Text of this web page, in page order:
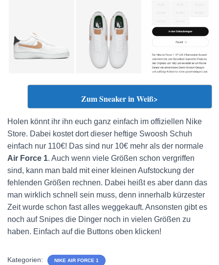
Zum Sneaker in Weiß>
Holen könnt ihr ihn euch ganz einfach im offiziellen Nike
Store. Dabei kostet dort dieser heftige Swoosh Schuh
einfach nur 110€! Das sind nur 10€ mehr als der normale
Air Force 1. Auch wenn viele Größen schon vergriffen
sind, kann man bald mit einer kleinen Aufstockung der
fehlenden Größen rechnen. Dabei heißt es aber dann das
man wirklich schnell sein muss, denn innerhalb kürzester
Zeit wurde schon fast alles weggekauft. Ansonsten gibt es
noch auf Snipes die Dinger noch in vielen Größen zu
haben. Einfach auf die Buttons oben klicken!
Kategorien: NIKE AIR FORCE 1